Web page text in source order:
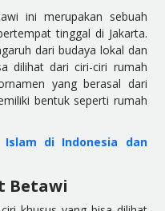
ini merupakan sebuah
tinggal di Jakarta.
dari budaya lokal dan
dilihat dari ciri-ciri rumah
yang berasal dari
bentuk seperti rumah
Islam di Indonesia dan
Betawi